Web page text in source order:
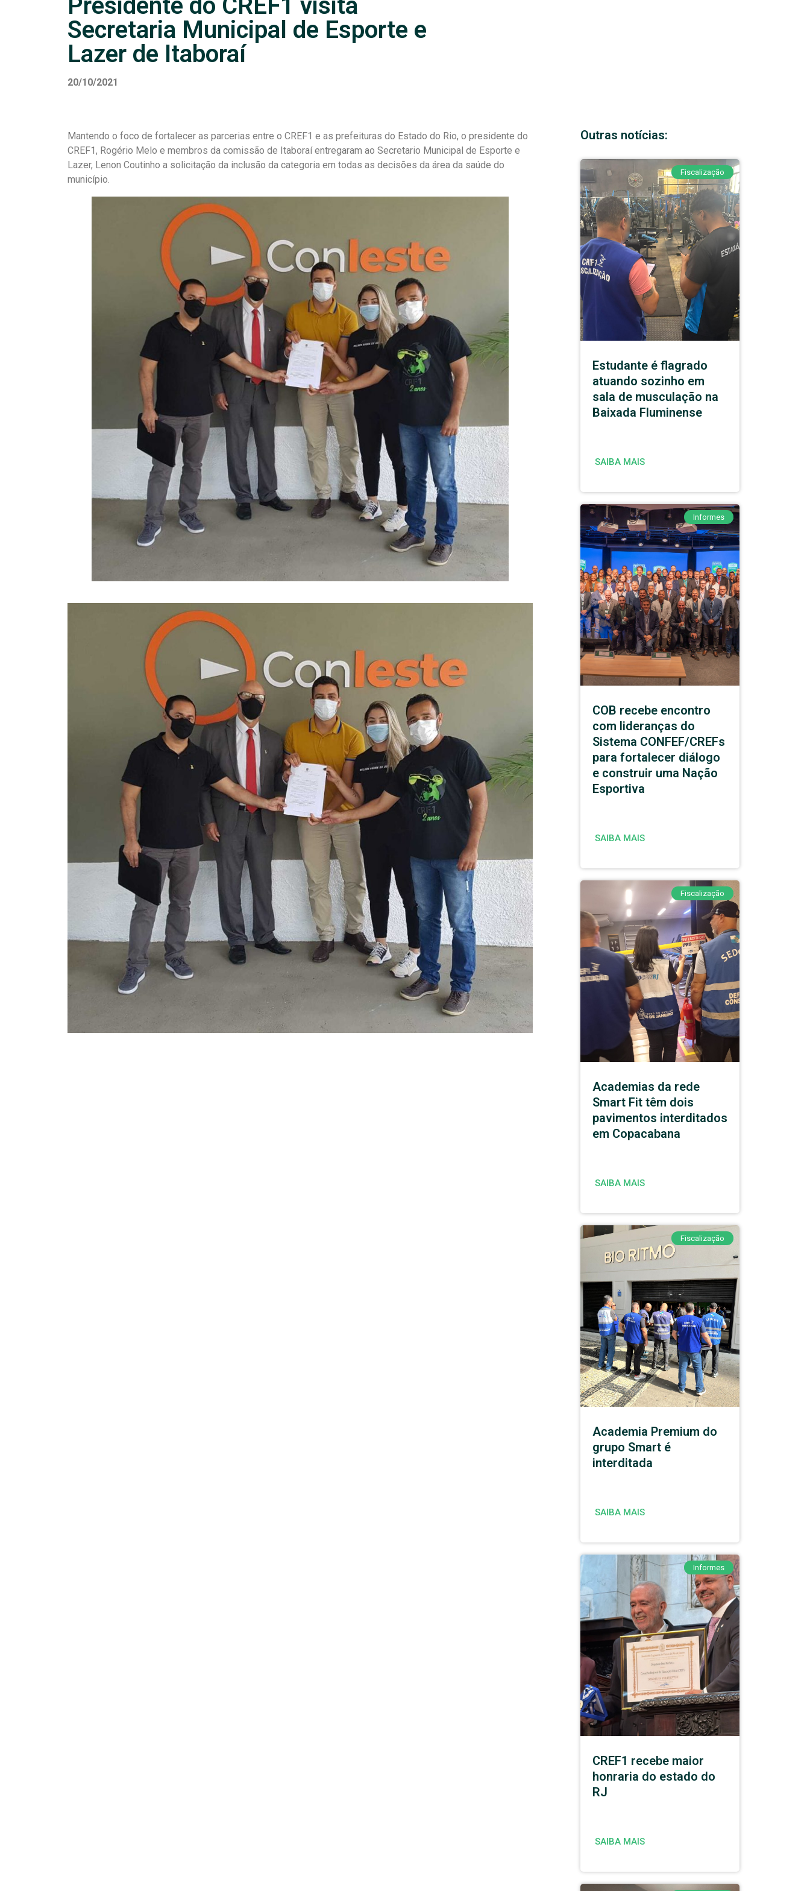
Presidente do CREF1 visita
Secretaria Municipal de Esporte e
Lazer de Itaboraí
20/10/2021
Mantendo o foco de fortalecer as parcerias entre o CREF1 e as prefeituras do Estado do Rio, o presidente do
CREF1, Rogério Melo e membros da comissão de Itaboraí entregaram ao Secretario Municipal de Esporte e
Lazer, Lenon Coutinho a solicitação da inclusão da categoria em todas as decisões da área da saúde do
município.
Outras notícias:
Fiscalização
Estudante é flagrado
atuando sozinho em
sala de musculação na
Baixada Fluminense
SAIBA MAIS
Informes
COB recebe encontro
com lideranças do
Sistema CONFEF/CREFs
para fortalecer diálogo
e construir uma Nação
Esportiva
SAIBA MAIS
Fiscalização
Academias da rede
Smart Fit têm dois
pavimentos interditados
em Copacabana
SAIBA MAIS
Fiscalização
Academia Premium do
grupo Smart é
interditada
SAIBA MAIS
Informes
CREF1 recebe maior
honraria do estado do
RJ
SAIBA MAIS